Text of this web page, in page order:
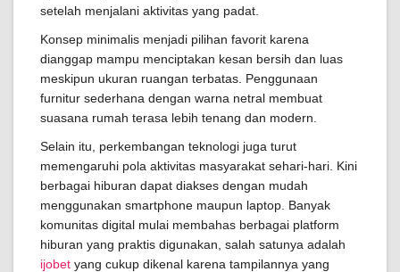
setelah menjalani aktivitas yang padat.
Konsep minimalis menjadi pilihan favorit karena
dianggap mampu menciptakan kesan bersih dan luas
meskipun ukuran ruangan terbatas. Penggunaan
furnitur sederhana dengan warna netral membuat
suasana rumah terasa lebih tenang dan modern.
Selain itu, perkembangan teknologi juga turut
memengaruhi pola aktivitas masyarakat sehari-hari. Kini
berbagai hiburan dapat diakses dengan mudah
menggunakan smartphone maupun laptop. Banyak
komunitas digital mulai membahas berbagai platform
hiburan yang praktis digunakan, salah satunya adalah
ijobet yang cukup dikenal karena tampilannya yang